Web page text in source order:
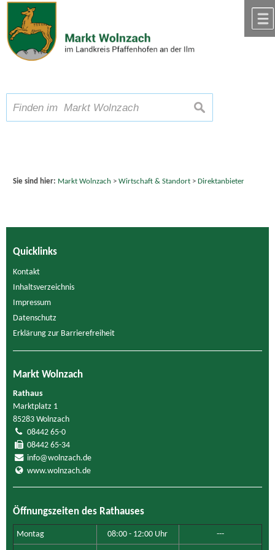
Zum Inhalt,zur Navigation
Schriftgröße A A A suchen
Sie sind hier: Markt Wolnzach > Wirtschaft & Standort> Direktanbieter
Quicklinks
Kontakt
Inhaltsverzeichnis
Impressum
Datenschutz
Erklärung zur Barrierefreiheit
Markt Wolnzach
Rathaus
Marktplatz 1
85283 Wolnzach
08442 65-0
08442 65-34
info@wolnzach.de
www.wolnzach.de
Öffnungszeiten des Rathauses
Montag 08:00 - 12:00 Uhr ---